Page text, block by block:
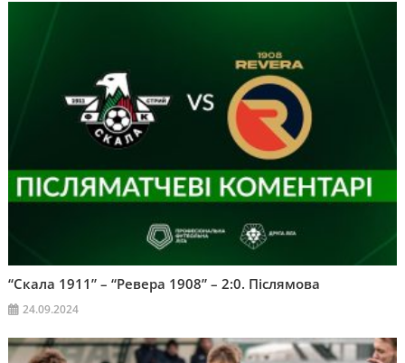
“Скала 1911” – “Ревера 1908” – 2:0. Післямова
24.09.2024